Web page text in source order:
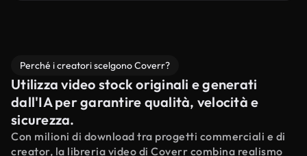
Perché i creatori scelgono Coverr?
Utilizza video stock originali e generati
dall'IA per garantire qualità, velocità e
sicurezza.
Con milioni di download tra progetti commerciali e di
creator, la libreria video di Coverr combina realismo